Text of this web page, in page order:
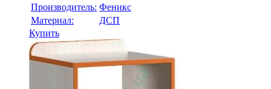
Производитель: Феникс
Материал:
ДСП
Купить